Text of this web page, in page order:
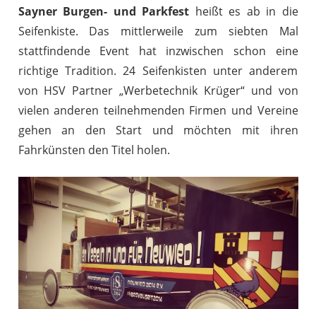
Sayner Burgen- und Parkfest heißt es ab in die
Seifenkiste. Das mittlerweile zum siebten Mal
stattfindende Event hat inzwischen schon eine
richtige Tradition. 24 Seifenkisten unter anderem
von HSV Partner „Werbetechnik Krüger“ und von
vielen anderen teilnehmenden Firmen und Vereine
gehen an den Start und möchten mit ihren
Fahrkünsten den Titel holen.